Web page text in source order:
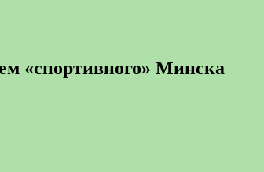
«спортивного» Минска